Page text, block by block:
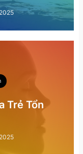
Trẻ Tổn